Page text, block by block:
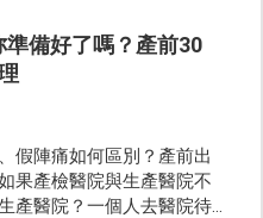
備好了嗎？產前30
假陣痛如何區別？產前出
果產檢醫院與生產醫院不
產醫院？一個人去醫院待